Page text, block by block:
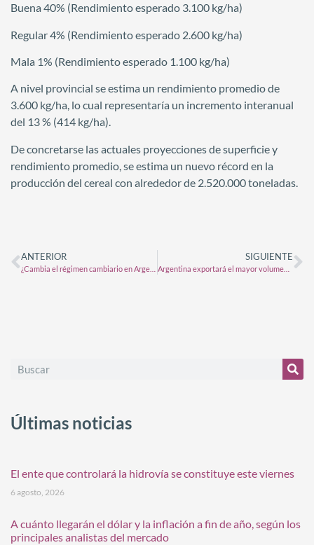
Buena 40% (Rendimiento esperado 3.100 kg/ha)
Regular 4% (Rendimiento esperado 2.600 kg/ha)
Mala 1% (Rendimiento esperado 1.100 kg/ha)
A nivel provincial se estima un rendimiento promedio de
3.600 kg/ha, lo cual representaría un incremento interanual
del 13 % (414 kg/ha).
De concretarse las actuales proyecciones de superficie y
rendimiento promedio, se estima un nuevo récord en la
producción del cereal con alrededor de 2.520.000 toneladas.
ANTERIOR SIGUIENTE
Argentina exportará el mayor volumen de soja en 15 años
Últimas noticias
El ente que controlará la hidrovía se constituye este viernes
6 agosto, 2026
A cuánto llegarán el dólar y la inflación a fin de año, según los
principales analistas del mercado